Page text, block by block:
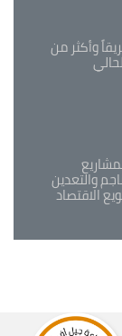
وأكثر من